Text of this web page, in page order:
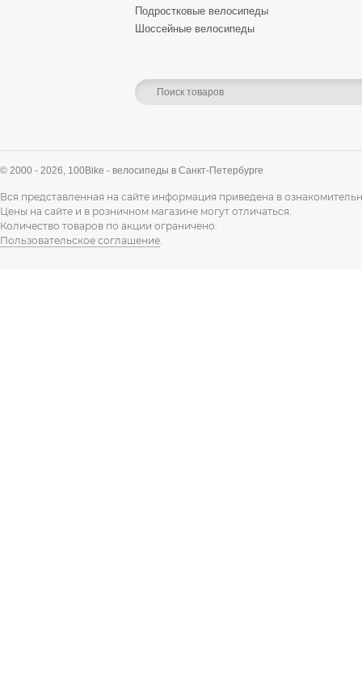
Подростковые велосипеды
Шоссейные велосипеды
© 2000 - 2026, 100Bike - велосипеды в Санкт-Петербурге
Вся представленная на сайте информация приведена в
Цены на сайте и в розничном магазине могут отличаться.
Количество товаров по акции ограничено.
Пользовательское соглашение.